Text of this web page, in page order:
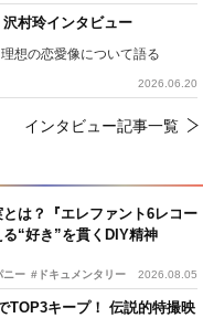
は？『エレファント6レコー
“好き”を貫くDIY精神
ニー #ドキュメンタリー 2026.08.05
TOP3キープ！ 伝説的特撮映
沢村玲インタビュー
想の恋愛像について語る
2026.06.20
インタビュー記事一覧